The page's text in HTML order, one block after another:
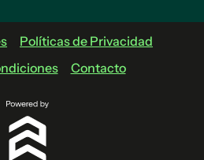
Políticas de Privacidad
Contacto